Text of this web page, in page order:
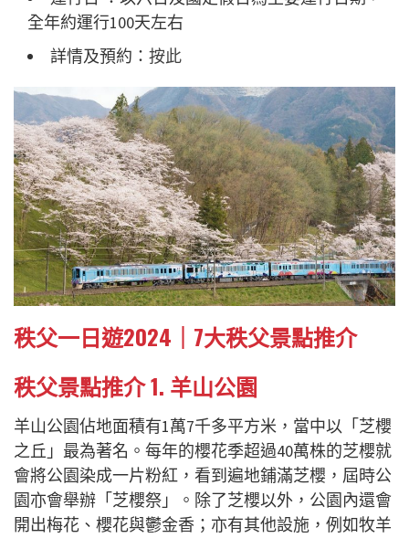
全年約運行100天左右
詳情及預約： 按此
秩父一日遊2024｜7大秩父景點推介
秩父景點推介 1. 羊山公園
羊山公園佔地面積有1萬7千多平方米，當中以「芝櫻
之丘」最為著名。每年的櫻花季超過40萬株的芝櫻就
會將公園染成一片粉紅，看到遍地鋪滿芝櫻，屆時公
園亦會舉辦「芝櫻祭」。除了芝櫻以外，公園內還會
開出梅花、櫻花與鬱金香；亦有其他設施，例如牧羊